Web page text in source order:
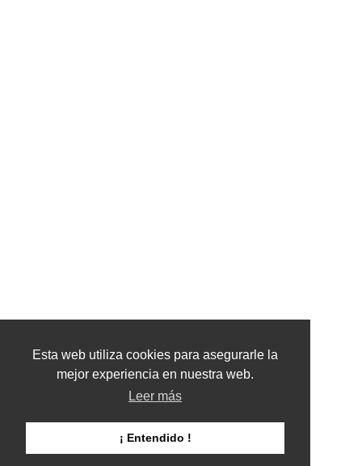
Esta web utiliza cookies para asegurarle la
mejor experiencia en nuestra web.
Leer más
¡ Entendido !